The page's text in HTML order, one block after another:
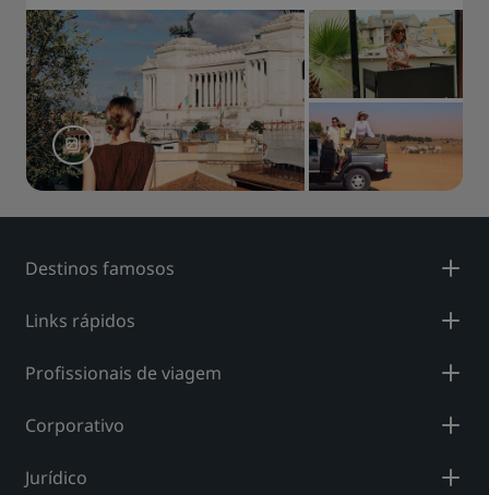
Destinos famosos
Links rápidos
Profissionais de viagem
Corporativo
Jurídico